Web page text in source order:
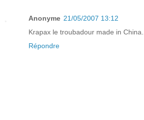
Anonyme 21/05/2007 13:12
Krapax le troubadour made in China...
Répondre